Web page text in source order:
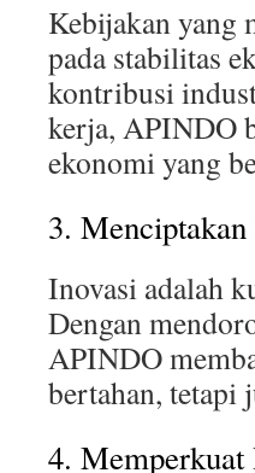
Kebijakan yang
pada stabilitas
kontribusi
kerja, APINDO
ekonomi yang
3.
Inovasi adalah
Dengan
APINDO
bertahan, tetapi
4. Memperkuat